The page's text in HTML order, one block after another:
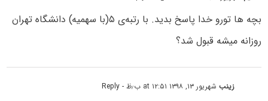
بچه ها تورو خدا پاسخ بدید. با رتبه‌ی ۵(با سهمیه) دانشگاه تهران
روزانه میشه قبول شد؟
زینبشهریور ۱۳, ۱۳۹۸ at ۱۲:۵۱ ب٫ظ - Reply